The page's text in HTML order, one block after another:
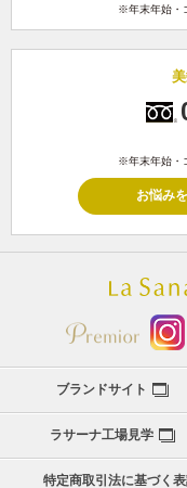
※年末年始・
※年末年始・
お悩み
ブランドサイト
ラサーナ工場見学
特定商取引法に基づく